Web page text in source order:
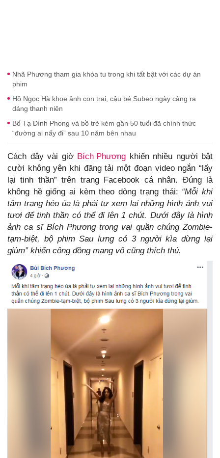
Nhã Phương tham gia khóa tu trong khi tất bật với các dự án
phim
Hồ Ngọc Hà khoe ảnh con trai, cậu bé Subeo ngày càng ra
dáng thanh niên
Bố Tạ Đình Phong và bồ trẻ kém gần 50 tuổi đã chính thức
“đường ai nấy đi” sau 10 năm bên nhau
Cách đây vài giờ Bích Phương khiến nhiều người bật
cười không yên khi đăng tải một đoạn video ngắn “lấy
lại tinh thần” trên trang Facebook cá nhân. Đúng là
không hề giống ai kèm theo dòng trạng thái: “Mỗi khi
tâm trạng héo úa là phải tự xem lại những hình ảnh vui
tươi để tinh thần có thể đi lên 1 chút. Dưới đây là hình
ảnh ca sĩ Bích Phương trong vai quần chúng Zombie-
tạm-biệt, bộ phim Sau lưng có 3 người kìa dừng lại
giùm” khiến cộng đồng mạng vô cũng thích thú.